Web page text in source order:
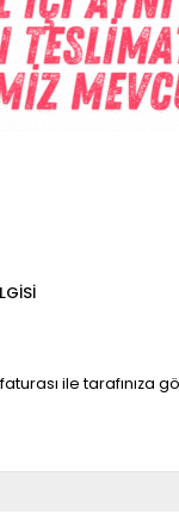
ile tarafınıza